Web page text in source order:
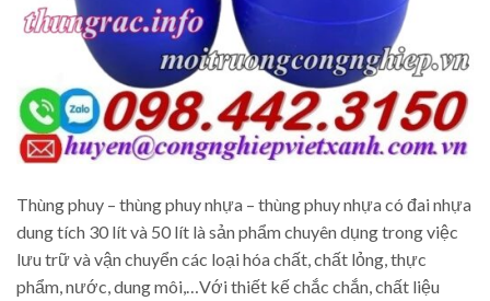
Thùng phuy – thùng phuy nhựa – thùng phuy nhựa có đai nhựa
dung tích 30 lít và 50 lít là sản phẩm chuyên dụng trong việc
lưu trữ và vận chuyển các loại hóa chất, chất lỏng, thực
phẩm, nước, dung môi,…Với thiết kế chắc chắn, chất liệu